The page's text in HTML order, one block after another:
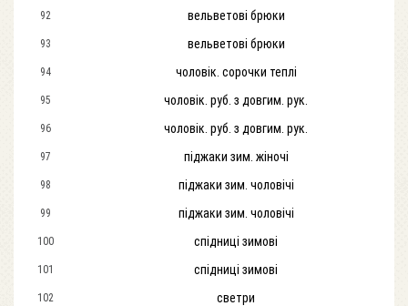
92 вельветові брюки
93 вельветові брюки
94 чоловік. сорочки теплі
95 чоловік. руб. з довгим. рук.
96 чоловік. руб. з довгим. рук.
97 піджаки зим. жіночі
98 піджаки зим. чоловічі
99 піджаки зим. чоловічі
100 спідниці зимові
101 спідниці зимові
102 светри